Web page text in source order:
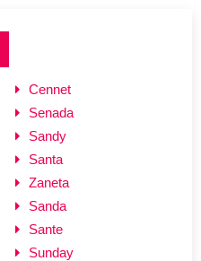
Cennet
Senada
Sandy
Santa
Zaneta
Sanda
Sante
Sunday